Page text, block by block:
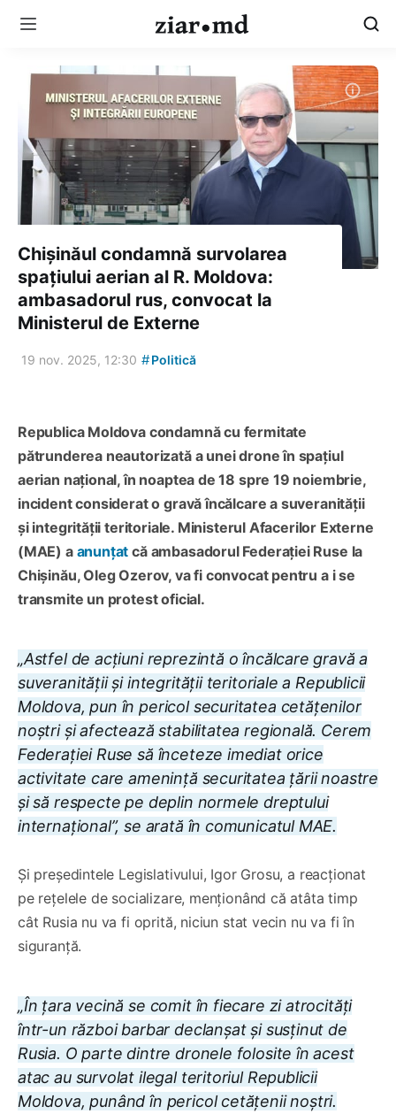
Chișinăul condamnă survolarea
spațiului aerian al R. Moldova:
ambasadorul rus, convocat la
Ministerul de Externe
19 nov. 2025, 12:30 #Politică
Republica Moldova condamnă cu fermitate
pătrunderea neautorizată a unei drone în spațiul
aerian național, în noaptea de 18 spre 19 noiembrie,
incident considerat o gravă încălcare a suveranității
și integrității teritoriale. Ministerul Afacerilor Externe
(MAE) a anunțat că ambasadorul Federației Ruse la
Chișinău, Oleg Ozerov, va fi convocat pentru a i se
transmite un protest oficial.
„Astfel de acțiuni reprezintă o încălcare gravă a
suveranității și integrității teritoriale a Republicii
Moldova, pun în pericol securitatea cetățenilor
noștri și afectează stabilitatea regională. Cerem
Federației Ruse să înceteze imediat orice
activitate care amenință securitatea țării noastre
și să respecte pe deplin normele dreptului
internațional”, se arată în comunicatul MAE.
Și președintele Legislativului, Igor Grosu, a reacționat
pe rețelele de socializare, menționând că atâta timp
cât Rusia nu va fi oprită, niciun stat vecin nu va fi în
siguranță.
„În țara vecină se comit în fiecare zi atrocități
într-un război barbar declanșat și susținut de
Rusia. O parte dintre dronele folosite în acest
atac au survolat ilegal teritoriul Republicii
Moldova, punând în pericol cetățenii noștri.